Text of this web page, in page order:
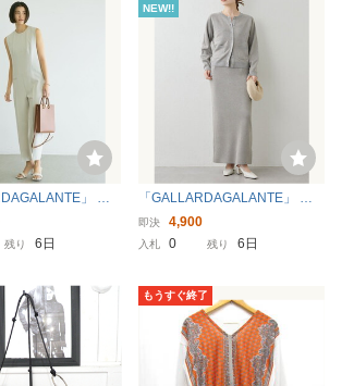
」 オ
FREE ベージュ
残り 6日
NEW!!
「GALLARDAGALANTE」 ニ
ットスカート FREE グレー レ
ディース
即決 4,900
入札 0 残り 6日
もうすぐ終了